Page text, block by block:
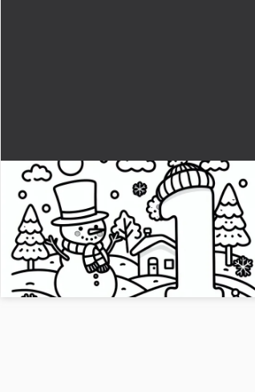
Ocak ayı için kar adam resmi ile 1
numara (Ücretsiz)
Sayı 1'i ve bir kar topu adamını gösteren
boyama sayfamızla yaratıcı olun. Ücretsiz
indirin ve boyamaya başlayın!...